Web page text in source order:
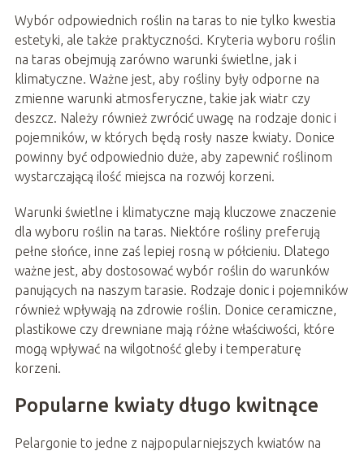
Wybór odpowiednich roślin na taras to nie tylko kwestia
estetyki, ale także praktyczności. Kryteria wyboru roślin
na taras obejmują zarówno warunki świetlne, jak i
klimatyczne. Ważne jest, aby rośliny były odporne na
zmienne warunki atmosferyczne, takie jak wiatr czy
deszcz. Należy również zwrócić uwagę na rodzaje donic i
pojemników, w których będą rosły nasze kwiaty. Donice
powinny być odpowiednio duże, aby zapewnić roślinom
wystarczającą ilość miejsca na rozwój korzeni.
Warunki świetlne i klimatyczne mają kluczowe znaczenie
dla wyboru roślin na taras. Niektóre rośliny preferują
pełne słońce, inne zaś lepiej rosną w półcieniu. Dlatego
ważne jest, aby dostosować wybór roślin do warunków
panujących na naszym tarasie. Rodzaje donic i pojemników
również wpływają na zdrowie roślin. Donice ceramiczne,
plastikowe czy drewniane mają różne właściwości, które
mogą wpływać na wilgotność gleby i temperaturę
korzeni.
Popularne kwiaty długo kwitnące
Pelargonie to jedne z najpopularniejszych kwiatów na